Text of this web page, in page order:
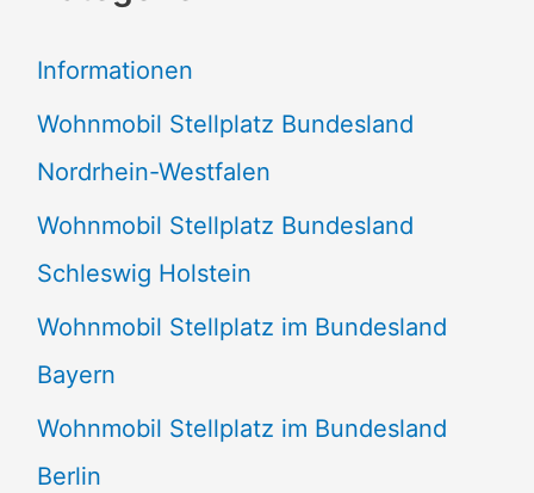
n
n
a
c
h
:
Informationen
Wohnmobil Stellplatz Bundesland
Nordrhein-Westfalen
Wohnmobil Stellplatz Bundesland
Schleswig Holstein
Wohnmobil Stellplatz im Bundesland
Bayern
Wohnmobil Stellplatz im Bundesland
Berlin